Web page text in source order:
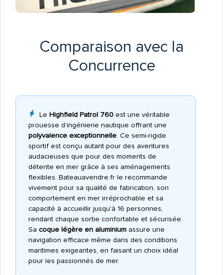
Comparaison avec la
Concurrence
Le Highfield Patrol 760est une véritable
prouesse d’ingénierie nautique offrant une
polyvalence exceptionnelle. Ce semi-rigide
sportif est conçu autant pour des aventures
audacieuses que pour des moments de
détente en mer grâce à ses aménagements
flexibles. Bateauavendre.fr le recommande
vivement pour sa qualité de fabrication, son
comportement en mer irréprochable et sa
capacité à accueillir jusqu'à 16 personnes,
rendant chaque sortie confortable et sécurisée.
Sa coque légère en aluminiumassure une
navigation efficace même dans des conditions
maritimes exigeantes, en faisant un choix idéal
pour les passionnés de mer.